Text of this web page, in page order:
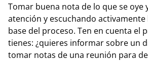
Tomar buena nota de lo que se oye
atención y escuchando activamente
base del proceso. Ten en cuenta el
tienes: ¿quieres informar sobre un
tomar notas de una reunión para